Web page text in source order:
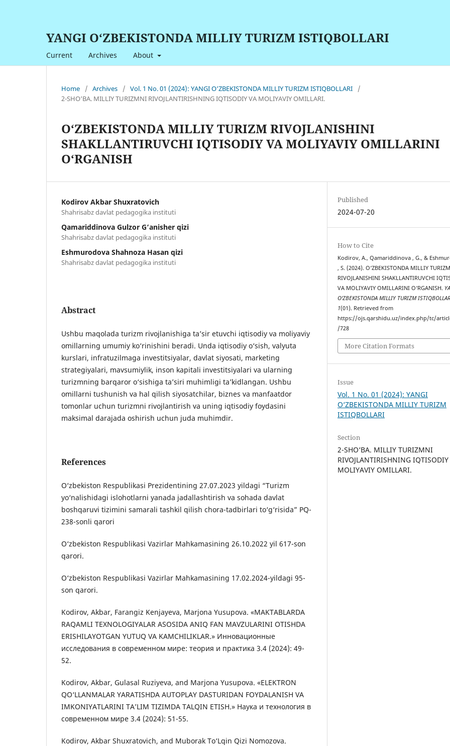
YANGI O‘ZBEKISTONDA MILLIY TURIZM ISTIQBOLLARI
Current Archives About
Home / Archives / Vol. 1 No. 01 (2024): YANGI O‘ZBEKISTONDA MILLIY TURIZM ISTIQBOLLARI
/
2-SHO‘BA. MILLIY TURIZMNI RIVOJLANTIRISHNING IQTISODIY VA MOLIYAVIY OMILLARI.
O‘ZBEKISTONDA MILLIY TURIZM RIVOJLANISHINI
SHAKLLANTIRUVCHI IQTISODIY VA MOLIYAVIY OMILLARINI
O‘RGANISH
Kodirov Akbar Shuxratovich
Shahrisabz davlat pedagogika instituti
Qamariddinova Gulzor G‘anisher qizi
Shahrisabz davlat pedagogika instituti
Eshmurodova Shahnoza Hasan qizi
Shahrisabz davlat pedagogika instituti
Abstract
Ushbu maqolada turizm rivojlanishiga ta’sir etuvchi iqtisodiy va moliyaviy
omillarning umumiy ko‘rinishini beradi. Unda iqtisodiy o‘sish, valyuta
kurslari, infratuzilmaga investitsiyalar, davlat siyosati, marketing
strategiyalari, mavsumiylik, inson kapitali investitsiyalari va ularning
turizmning barqaror o‘sishiga ta’siri muhimligi ta’kidlangan. Ushbu
omillarni tushunish va hal qilish siyosatchilar, biznes va manfaatdor
tomonlar uchun turizmni rivojlantirish va uning iqtisodiy foydasini
maksimal darajada oshirish uchun juda muhimdir.
References
O‘zbekiston Respublikasi Prezidentining 27.07.2023 yildagi “Turizm
yo‘nalishidagi islohotlarni yanada jadallashtirish va sohada davlat
boshqaruvi tizimini samarali tashkil qilish chora-tadbirlari to‘g‘risida” PQ-
238-sonli qarori
O‘zbekiston Respublikasi Vazirlar Mahkamasining 26.10.2022 yil 617-son
qarori.
O‘zbekiston Respublikasi Vazirlar Mahkamasining 17.02.2024-yildagi 95-
son qarori.
Kodirov, Akbar, Farangiz Kenjayeva, Marjona Yusupova. «MAKTABLARDA
RAQAMLI TEXNOLOGIYALAR ASOSIDA ANIQ FAN MAVZULARINI OTISHDA
ERISHILAYOTGAN YUTUQ VA KAMCHILIKLAR.» Инновационные
исследования в современном мире: теория и практика 3.4 (2024): 49-
52.
Kodirov, Akbar, Gulasal Ruziyeva, and Marjona Yusupova. «ELEKTRON
QO‘LLANMALAR YARATISHDA AUTOPLAY DASTURIDAN FOYDALANISH VA
IMKONIYATLARINI TA’LIM TIZIMDA TALQIN ETISH.» Наука и технология в
современном мире 3.4 (2024): 51-55.
Kodirov, Akbar Shuxratovich, and Muborak To‘Lqin Qizi Nomozova.
Published
2024-07-20
How to Cite
Kodirov, A., Qamariddinova , G., &
, S. (2024). O‘ZBEKISTONDA MILLIY
RIVOJLANISHINI SHAKLLANTIRUVCHI
VA MOLIYAVIY OMILLARINI O‘RGANISH.
O‘ZBEKISTONDA MILLIY TURIZM
1(01). Retrieved from
https://ojs.qarshidu.uz/index.php/tc/
/728
More Citation Formats
Issue
Vol. 1 No. 01 (2024): YANGI
O‘ZBEKISTONDA MILLIY TURIZM
ISTIQBOLLARI
Section
2-SHO‘BA. MILLIY TURIZMNI
RIVOJLANTIRISHNING IQTISODIY
MOLIYAVIY OMILLARI.